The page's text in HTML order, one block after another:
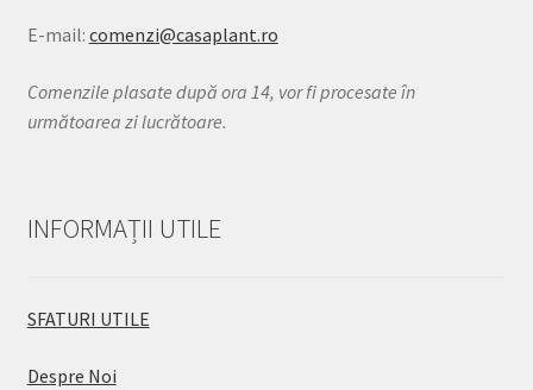
E-mail: comenzi@casaplant.ro
Comenzile plasate după ora 14, vor fi procesate în
următoarea zi lucrătoare.
INFORMAȚII UTILE
SFATURI UTILE
Despre Noi